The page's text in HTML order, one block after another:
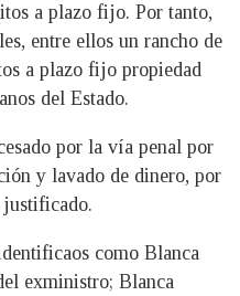
a plazo fijo. Por tanto,
entre ellos un rancho de
a plazo fijo propiedad
del Estado.
por la vía penal por
y lavado de dinero, por
como Blanca
exministro; Blanca